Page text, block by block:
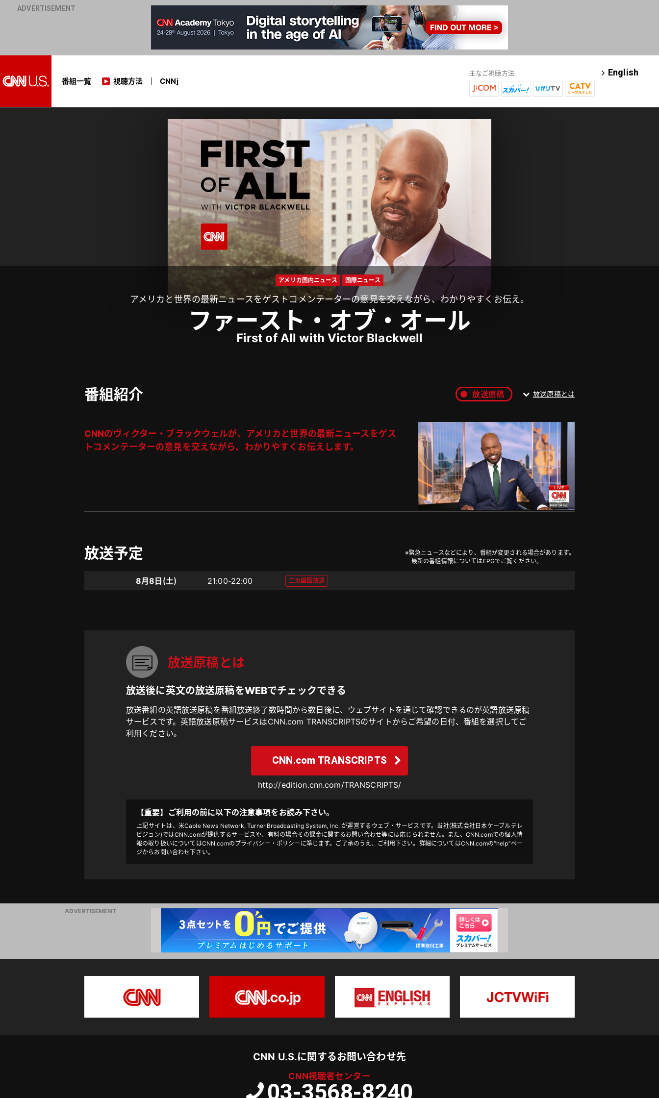
番組一覧 視聴方法 CNNj
主なご視聴方法
j
:
m
ス
カ
ひ
か
C
A
English
アメリカ国内ニュース 国際ニュース
アメリカと世界の最新ニュースをゲストコメンテーターの意見を交えながら、わかりやすくお伝え。
ファースト・オブ・オール
First of All with Victor Blackwell
放送原稿 放送原稿とは
番組紹介
CNNのヴィクター・ブラックウェルが、アメリカと世界の最新ニュースをゲス
トコメンテーターの意見を交えながら、わかりやすくお伝えします。
放送予定
※緊急ニュースなどにより、番組が変更される場合があります。
最新の番組情報についてはEPGでご覧ください。
8月8日（土） 21:00-22:00 二カ国語放送
放送原稿とは
放送後に英文の放送原稿をWEBでチェックできる
放送番組の英語放送原稿を番組放送終了数時間から数日後に、ウェブサイトを通じて確認できるのが英語放送原稿
サービスです。英語放送原稿サービスはCNN.com TRANSCRIPTSのサイトからご希望の日付、番組を選択してご
利用ください。
CNN.com TRANSCRIPTS
http://edition.cnn.com/TRANSCRIPTS/
【重要】 ご利用の前に以下の注意事項をお読み下さい。
上記サイトは、米Cable News Network, Turner Broadcasting System, Inc. が運営するウェブ・サービスです。当社（株式会社日本ケーブルテレ
ビジョン）ではCNN.comが提供するサービスや、有料の場合その課金に関するお問い合わせ等には応じられません。また、CNN.comでの個人情
報の取り扱いについてはCNN.comのプライバシー・ポリシーに準じます。ご了承のうえ、ご利用下さい。詳細についてはCNN.comの“help”ペー
ジからお問い合わせ下さい。
CNN U.S.に関するお問い合わせ先
CNN視聴者センター